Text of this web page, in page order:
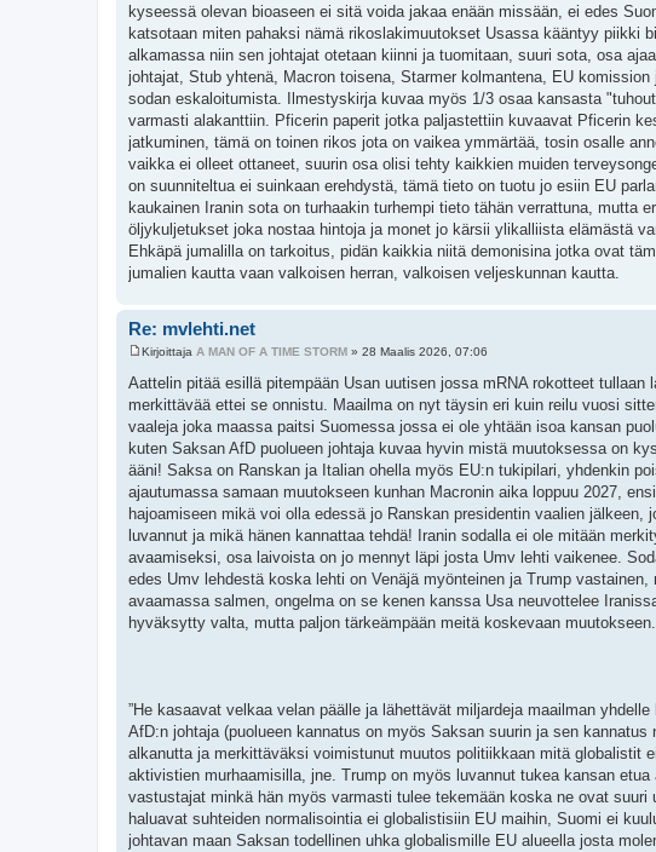
kyseessä olevan bioaseen ei sitä voida jakaa enään missään, ei edes
katsotaan miten pahaksi nämä rikoslakimuutokset Usassa kääntyy piikki
alkamassa niin sen johtajat otetaan kiinni ja tuomitaan, suuri sota, osa
johtajat, Stub yhtenä, Macron toisena, Starmer kolmantena, EU
sodan eskaloitumista. Ilmestyskirja kuvaa myös 1/3 osaa kansasta
varmasti alakanttiin. Pficerin paperit jotka paljastettiin kuvaavat Pficerin
jatkuminen, tämä on toinen rikos jota on vaikea ymmärtää, tosin osalle
vaikka ei olleet ottaneet, suurin osa olisi tehty kaikkien muiden
on suunniteltua ei suinkaan erehdystä, tämä tieto on tuotu jo esiin EU
kaukainen Iranin sota on turhaakin turhempi tieto tähän verrattuna, mutta
öljykuljetukset joka nostaa hintoja ja monet jo kärsii ylikalliista elämästä
Ehkäpä jumalilla on tarkoitus, pidän kaikkia niitä demonisina jotka ovat
jumalien kautta vaan valkoisen herran, valkoisen veljeskunnan kautta.
Re: mvlehti.net
e
s
i
Kirjoittaja A MAN OF A TIME STORM » 28 Maalis 2026, 07:06
Aattelin pitää esillä pitempään Usan uutisen jossa mRNA rokotteet
merkittävää ettei se onnistu. Maailma on nyt täysin eri kuin reilu vuosi
vaaleja joka maassa paitsi Suomessa jossa ei ole yhtään isoa kansan
kuten Saksan AfD puolueen johtaja kuvaa hyvin mistä muutoksessa on
ääni! Saksa on Ranskan ja Italian ohella myös EU:n tukipilari, yhdenkin
ajautumassa samaan muutokseen kunhan Macronin aika loppuu 2027,
hajoamiseen mikä voi olla edessä jo Ranskan presidentin vaalien
luvannut ja mikä hänen kannattaa tehdä! Iranin sodalla ei ole mitään
avaamiseksi, osa laivoista on jo mennyt läpi josta Umv lehti vaikenee.
edes Umv lehdestä koska lehti on Venäjä myönteinen ja Trump
avaamassa salmen, ongelma on se kenen kanssa Usa neuvottelee
hyväksytty valta, mutta paljon tärkeämpään meitä koskevaan muutokseen.
”He kasaavat velkaa velan päälle ja lähettävät miljardeja maailman
AfD:n johtaja (puolueen kannatus on myös Saksan suurin ja sen
alkanutta ja merkittäväksi voimistunut muutos politiikkaan mitä globalistit
aktivistien murhaamisilla, jne. Trump on myös luvannut tukea kansan
vastustajat minkä hän myös varmasti tulee tekemään koska ne ovat
haluavat suhteiden normalisointia ei globalistisiin EU maihin, Suomi ei
johtavan maan Saksan todellinen uhka globalismille EU alueella josta